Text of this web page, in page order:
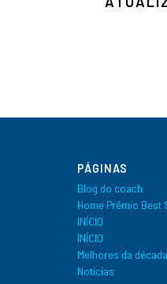
PÁGINAS
Blog do coach
Home Prêmio Best
INÍCIO
INÍCIO
Melhores da
Notícias